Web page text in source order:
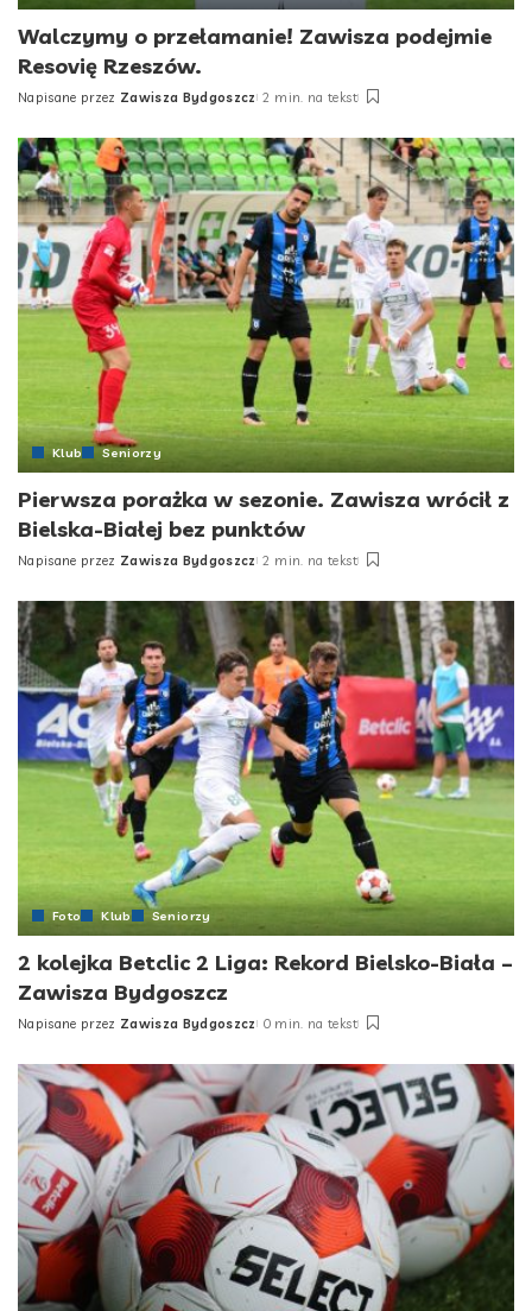
Walczymy o przełamanie! Zawisza podejmie
Resovię Rzeszów.
Posted
Napisane przez Zawisza Bydgoszcz 2 min. na tekst
Klub Seniorzy
Pierwsza porażka w sezonie. Zawisza wrócił z
Bielska-Białej bez punktów
Posted
Napisane przez Zawisza Bydgoszcz 2 min. na tekst
Foto Klub Seniorzy
2 kolejka Betclic 2 Liga: Rekord Bielsko-Biała –
Zawisza Bydgoszcz
Posted
Napisane przez Zawisza Bydgoszcz 0 min. na tekst